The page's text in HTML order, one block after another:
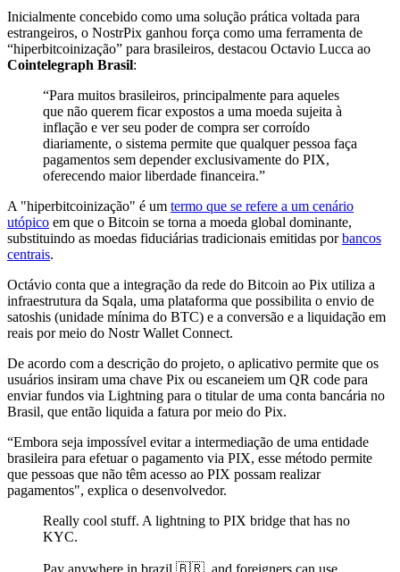
Inicialmente concebido como uma solução prática voltada para
estrangeiros, o NostrPix ganhou força como uma ferramenta de
“hiperbitcoinização” para brasileiros, destacou Octavio Lucca ao
Cointelegraph Brasil:
“Para muitos brasileiros, principalmente para aqueles
que não querem ficar expostos a uma moeda sujeita à
inflação e ver seu poder de compra ser corroído
diariamente, o sistema permite que qualquer pessoa faça
pagamentos sem depender exclusivamente do PIX,
oferecendo maior liberdade financeira.”
A "hiperbitcoinização" é um termo que se refere a um cenário
utópico em que o Bitcoin se torna a moeda global dominante,
substituindo as moedas fiduciárias tradicionais emitidas porbancos
centrais.
Octávio conta que a integração da rede do Bitcoin ao Pix utiliza a
infraestrutura da Sqala, uma plataforma que possibilita o envio de
satoshis (unidade mínima do BTC) e a conversão e a liquidação em
reais por meio do Nostr Wallet Connect.
De acordo com a descrição do projeto, o aplicativo permite que os
usuários insiram uma chave Pix ou escaneiem um QR code para
enviar fundos via Lightning para o titular de uma conta bancária no
Brasil, que então liquida a fatura por meio do Pix.
“Embora seja impossível evitar a intermediação de uma entidade
brasileira para efetuar o pagamento via PIX, esse método permite
que pessoas que não têm acesso ao PIX possam realizar
pagamentos", explica o desenvolvedor.
Really cool stuff. A lightning to PIX bridge that has no
KYC.
Pay anywhere in brazil 🇧🇷, and foreigners can use